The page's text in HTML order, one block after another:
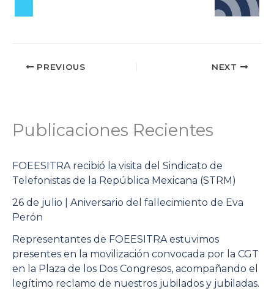
PREVIOUS NEXT
Publicaciones Recientes
FOEESITRA recibió la visita del Sindicato de
Telefonistas de la República Mexicana (STRM)
26 de julio | Aniversario del fallecimiento de Eva
Perón
Representantes de FOEESITRA estuvimos
presentes en la movilización convocada por la CGT
en la Plaza de los Dos Congresos, acompañando el
legítimo reclamo de nuestros jubilados y jubiladas.